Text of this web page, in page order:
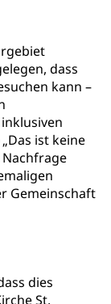
dass
kann –
ist keine
Gemeinschaft
dies
St.